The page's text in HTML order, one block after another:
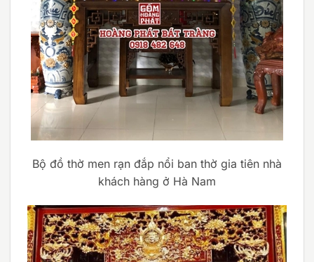
Bộ đồ thờ men rạn đắp nổi ban thờ gia tiên nhà
khách hàng ở Hà Nam